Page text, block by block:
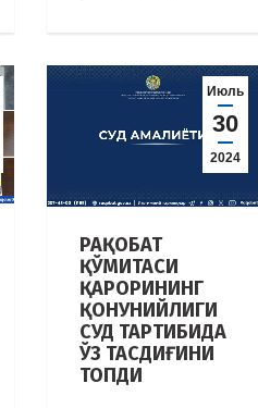
Июль
30
2024
РАҚОБАТ
ҚЎМИТАСИ
ҚАРОРИНИНГ
ҚОНУНИЙЛИГИ
СУД ТАРТИБИДА
ЎЗ ТАСДИҒИНИ
ТОПДИ